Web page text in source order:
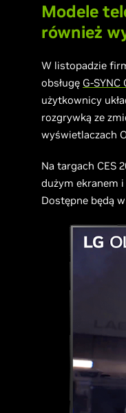
Modele
również
W listopadzie
obsługę G-
użytkownicy
rozgrywką ze
wyświetlaczach
Na targach CES
dużym ekranem
Dostępne będą